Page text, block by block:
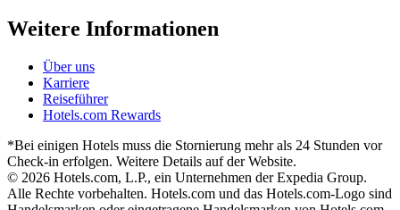
Weitere Informationen
Über uns
Karriere
Reiseführer
Hotels.com Rewards
*Bei einigen Hotels muss die Stornierung mehr als 24 Stunden vor
Check-in erfolgen. Weitere Details auf der Website.
© 2026 Hotels.com, L.P., ein Unternehmen der Expedia Group.
Alle Rechte vorbehalten. Hotels.com und das Hotels.com-Logo sind